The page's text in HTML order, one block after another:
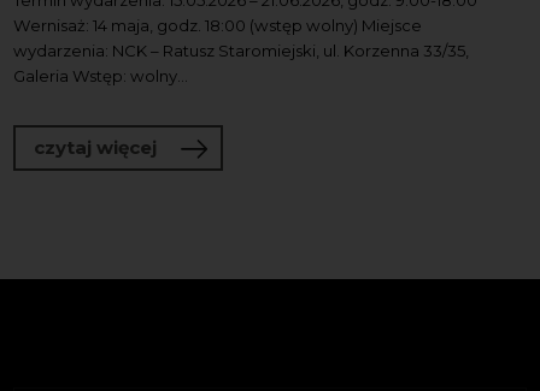
Wernisaż: 14 maja, godz. 18:00 (wstęp wolny) Miejsce
wydarzenia: NCK – Ratusz Staromiejski, ul. Korzenna 33/35,
Galeria Wstęp: wolny...
czytaj więcej o Kòszikówka. Czesław Hinc &